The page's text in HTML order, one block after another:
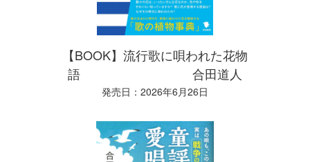
【BOOK】流行歌に唄われた花物
語 合田道人
発売日：2026年6月26日